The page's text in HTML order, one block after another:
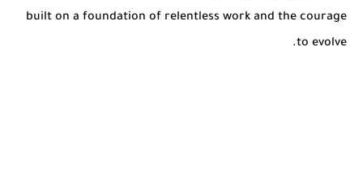
built on a foundation of relentless work and the courage
to evolve.